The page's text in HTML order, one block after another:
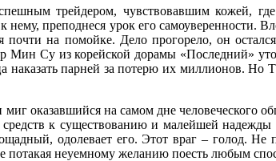
трейдером, чувствовавшим кожей,
нему, преподнеся урок его самоуверенности.
почти на помойке. Дело прогорело, он
Мин Су из корейской дорамы «Последний»
наказать парней за потерю их миллионов.
оказавшийся на самом дне человеческого
средств к существованию и малейшей
одолевает его. Этот враг – голод.
потакая неуемному желанию поесть любым